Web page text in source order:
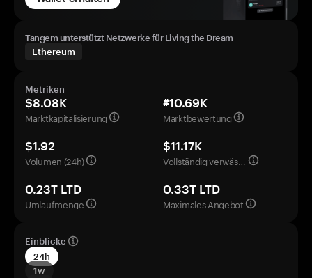
Tangem unterstützt Netzwerke für Living the Dream
Ethereum
Metriken
$8.08K
Marktkapitalisierung
#10.69K
Marktbewertung
$1.92
Volumen (24h)
$11.17K
Vollständig verwässerte Bewertung
0.23T LTD
Umlaufmenge
0.33T LTD
Maximales Angebot
Einblicke
24h
1w